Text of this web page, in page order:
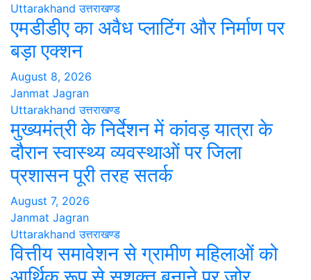
Uttarakhand उत्तराखण्ड
एमडीडीए का अवैध प्लाटिंग और निर्माण पर
बड़ा एक्शन
August 8, 2026
Janmat Jagran
Uttarakhand उत्तराखण्ड
मुख्यमंत्री के निर्देशन में कांवड़ यात्रा के
दौरान स्वास्थ्य व्यवस्थाओं पर जिला
प्रशासन पूरी तरह सतर्क
August 7, 2026
Janmat Jagran
Uttarakhand उत्तराखण्ड
वित्तीय समावेशन से ग्रामीण महिलाओं को